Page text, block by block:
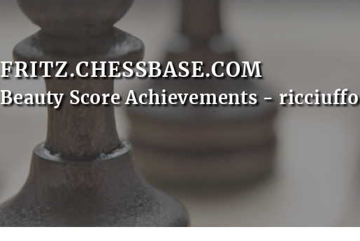
FRITZ.CHESSBASE.COM
Beauty Score Achievements - ricciuffo